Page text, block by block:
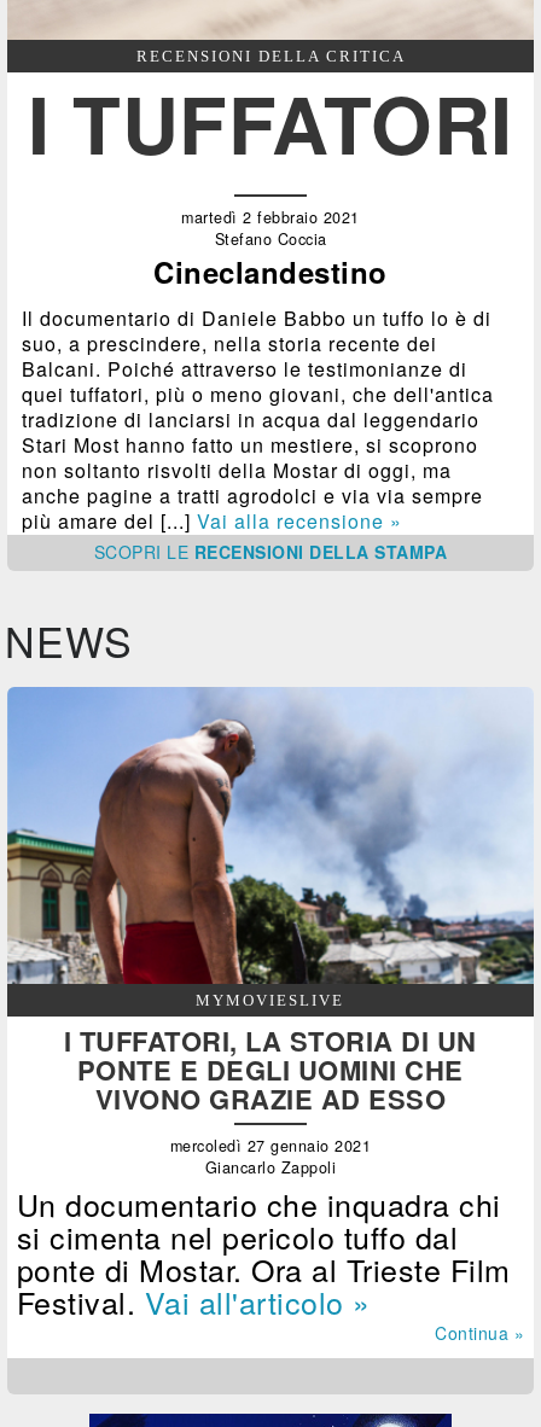
RECENSIONI DELLA CRITICA
I TUFFATORI
martedì 2 febbraio 2021
Stefano Coccia
Cineclandestino
Il documentario di Daniele Babbo un tuffo lo è di
suo, a prescindere, nella storia recente dei
Balcani. Poiché attraverso le testimonianze di
quei tuffatori, più o meno giovani, che dell'antica
tradizione di lanciarsi in acqua dal leggendario
Stari Most hanno fatto un mestiere, si scoprono
non soltanto risvolti della Mostar di oggi, ma
anche pagine a tratti agrodolci e via via sempre
più amare del [...]Vai alla recensione »
SCOPRI LE RECENSIONI DELLA STAMPA
NEWS
MYMOVIESLIVE
I TUFFATORI, LA STORIA DI UN
PONTE E DEGLI UOMINI CHE
VIVONO GRAZIE AD ESSO
mercoledì 27 gennaio 2021
Giancarlo Zappoli
Un documentario che inquadra chi
si cimenta nel pericolo tuffo dal
ponte di Mostar. Ora al Trieste Film
Festival. Vai all'articolo »
Continua »